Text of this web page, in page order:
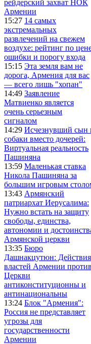
рейдерский захват НОК
Армении
15:27 14 самых
экстремальных
развлечений на свежем
воздухе: рейтинг по
ошибки и порогу входа
15:15 Эта земля вам не
дорога, Армения для вас
— всего лишь "хопан"
14:49 Заявление
Матвиенко является
очень серьезным
сигналом
14:29 Исчезнувший сын
собаки вместо дочерей:
Виртуальная реальность
Пашиняна
13:59 Маленькая ставка
Никола Пашиняна за
большим игровым
13:43 Армянский
патриархат Иерусалима:
Нужно встать на защиту
свободы, единства,
автономии и
Армянской церкви
13:35 Бюро
Дашнакцутюн: Действия
властей Армении против
Церкви
антиконституционны и
антинациональны
13:24 Блок "Армения":
Россия не представляет
угрозы для
государственности
Армении